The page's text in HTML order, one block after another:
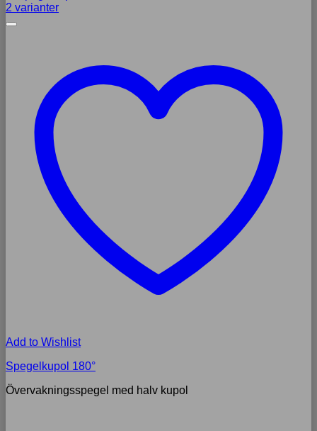
2 varianter
Add to Wishlist
Spegelkupol 180°
Övervakningsspegel med halv kupol